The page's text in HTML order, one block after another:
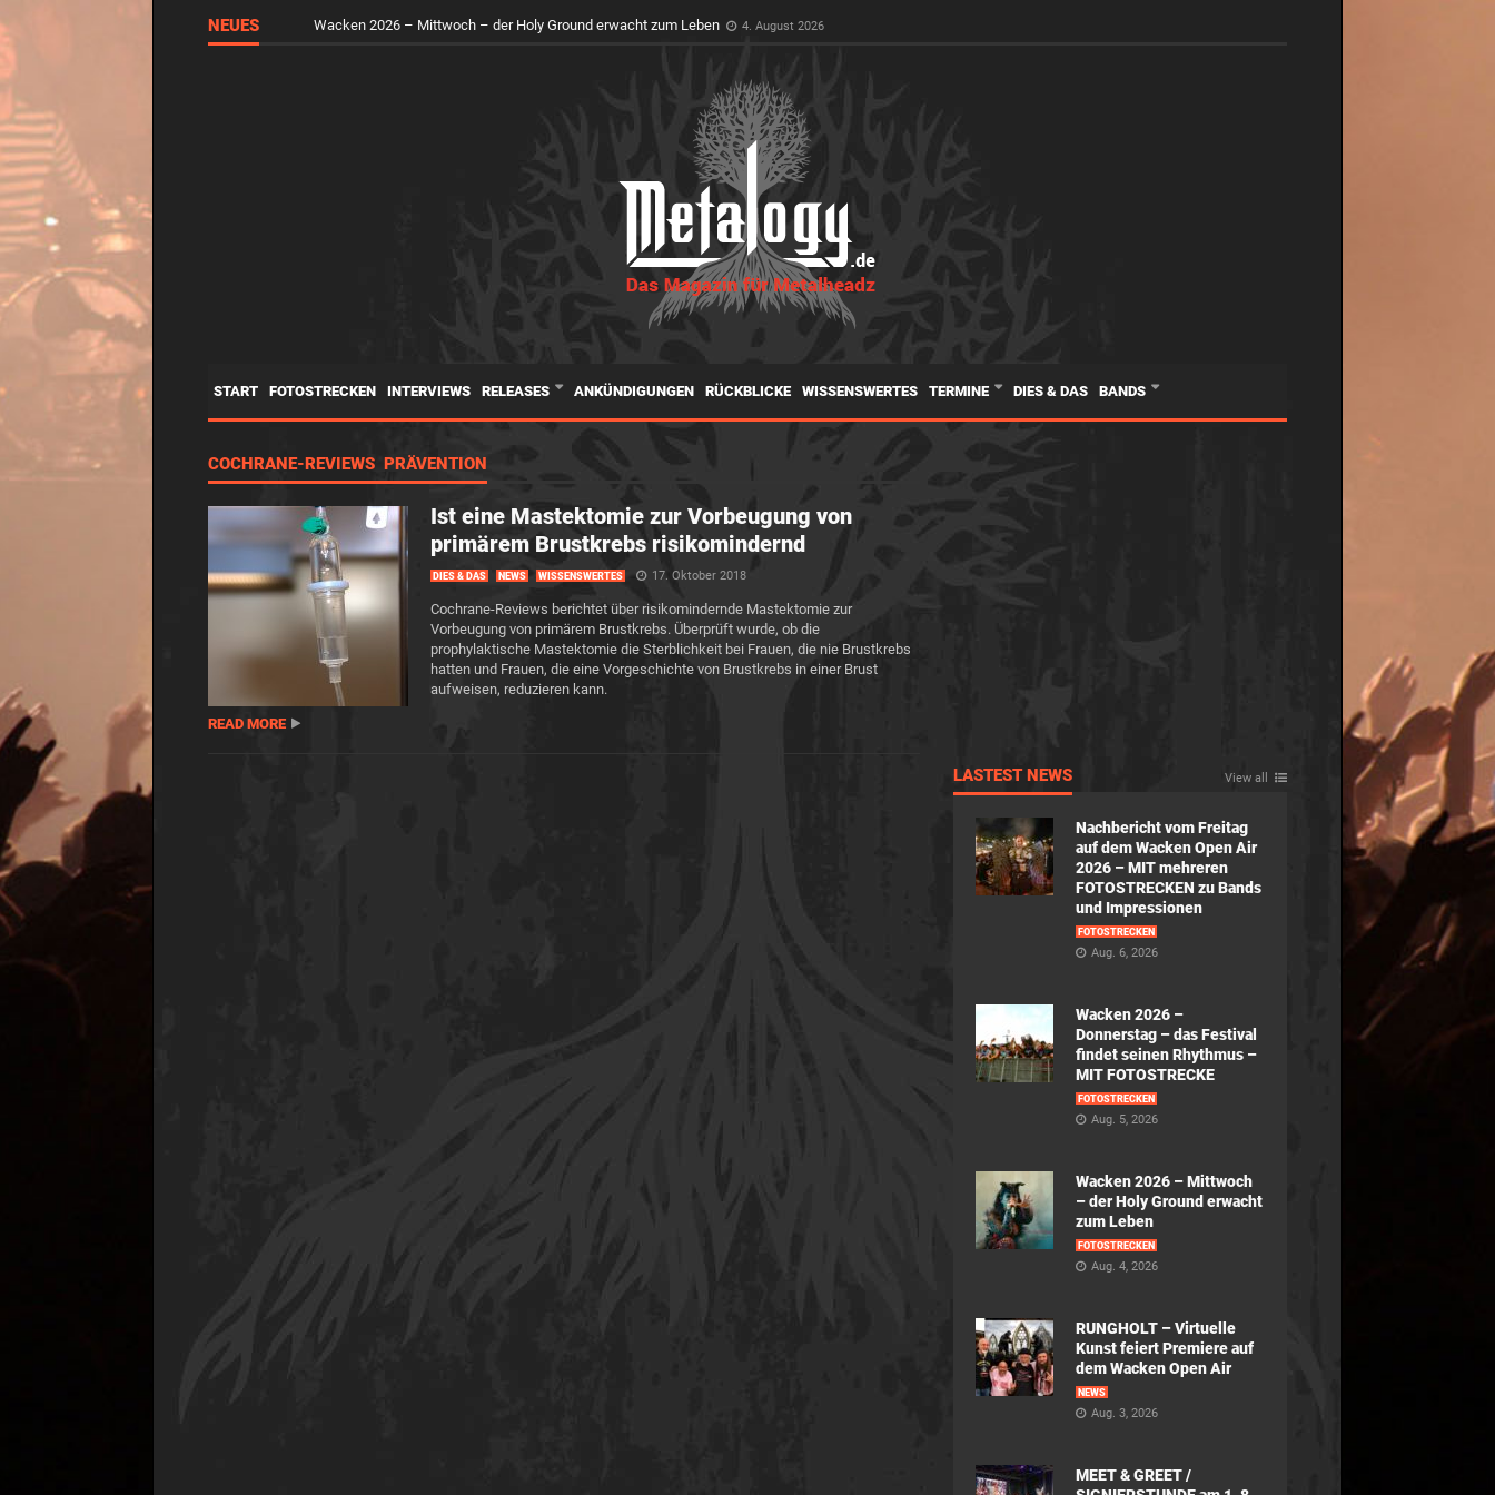
NEUES Wacken 2026 – Mittwoch – der Holy Ground erwacht zum Leben 4. August 2026
START FOTOSTRECKEN INTERVIEWS RELEASES ANKÜNDIGUNGEN RÜCKBLICKE WISSENSWERTES TERMINE DIES & DAS BANDS
COCHRANE-REVIEWS PRÄVENTION
Ist eine Mastektomie zur Vorbeugung von
primärem Brustkrebs risikomindernd
DIES & DAS NEWS WISSENSWERTES 17. Oktober 2018
Cochrane-Reviews berichtet über risikomindernde Mastektomie zur
Vorbeugung von primärem Brustkrebs. Überprüft wurde, ob die
prophylaktische Mastektomie die Sterblichkeit bei Frauen, die nie Brustkrebs
hatten und Frauen, die eine Vorgeschichte von Brustkrebs in einer Brust
aufweisen, reduzieren kann.
READ MORE
LASTEST NEWS View all
Nachbericht vom Freitag
auf dem Wacken Open Air
2026 – MIT mehreren
FOTOSTRECKEN zu Bands
und Impressionen
FOTOSTRECKEN
Aug. 6, 2026
Wacken 2026 –
Donnerstag – das Festival
findet seinen Rhythmus –
MIT FOTOSTRECKE
FOTOSTRECKEN
Aug. 5, 2026
Wacken 2026 – Mittwoch
– der Holy Ground erwacht
zum Leben
FOTOSTRECKEN
Aug. 4, 2026
RUNGHOLT – Virtuelle
Kunst feiert Premiere auf
dem Wacken Open Air
NEWS
Aug. 3, 2026
MEET & GREET /